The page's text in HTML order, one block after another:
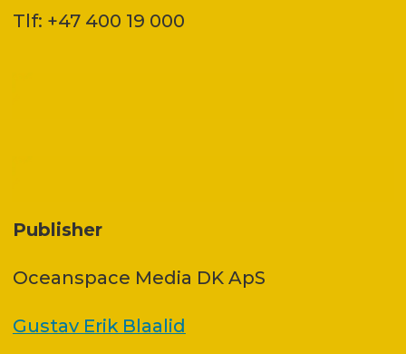
Tlf: +47 400 19 000
Publisher
Oceanspace Media DK ApS
Gustav Erik Blaalid